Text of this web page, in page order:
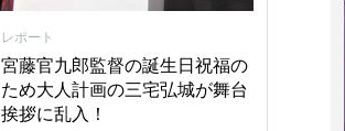
レポート
宮藤官九郎監督の誕生日祝福の
ため大人計画の三宅弘城が舞台
挨拶に乱入！